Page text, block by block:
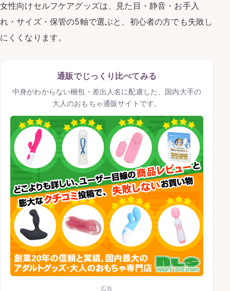
女性向けセルフケアグッズは、見た目・静音・お手入
れ・サイズ・保管の5軸で選ぶと、初心者の方でも失敗し
にくくなります。
通販でじっくり比べてみる
中身がわからない梱包・差出人名に配慮した、国内大手の
大人のおもちゃ通販サイトです。
広告